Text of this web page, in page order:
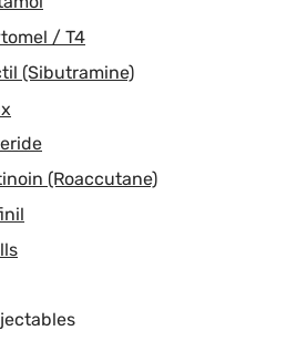
/ T4
(Sibutramine)
(Roaccutane)